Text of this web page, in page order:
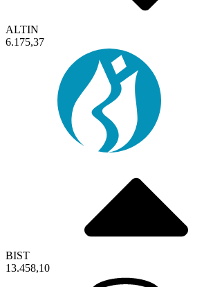
ALTIN
6.175,37
BIST
13.458,10